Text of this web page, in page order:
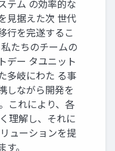
テム の効率的な
見据えた次 世代
行を完遂するこ
たちのチームの
デー タユニット
多岐にわた る事
しながら開発を
これにより、各
理解し、それに
ューションを提
。